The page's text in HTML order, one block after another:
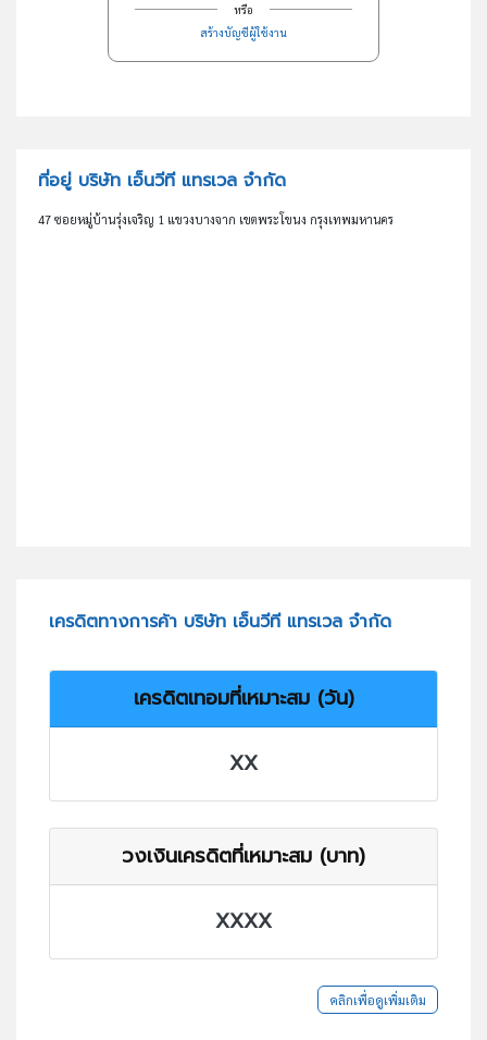
หรือ
สร้างบัญชีผู้ใช้งาน
ที่อยู่ บริษัท เอ็นวีที แทรเวล จำกัด
47 ซอยหมู่บ้านรุ่งเจริญ 1 แขวงบางจาก เขตพระโขนง กรุงเทพมหานคร
เครดิตทางการค้า บริษัท เอ็นวีที แทรเวล จำกัด
เครดิตเทอมที่เหมาะสม (วัน)
XX
วงเงินเครดิตที่เหมาะสม (บาท)
XXXX
คลิกเพื่อดูเพิ่มเติม